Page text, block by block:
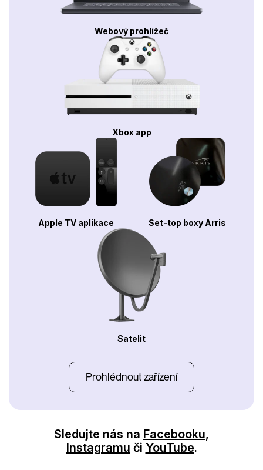
Webový prohlížeč
Xbox app
Apple TV aplikace Set-top boxy Arris
Satelit
Prohlédnout zařízení
Sledujte nás na Facebooku,
Instagramu či YouTube.